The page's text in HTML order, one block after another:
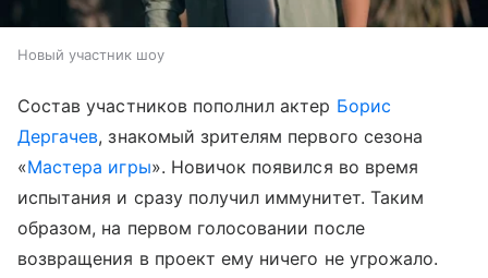
Новый участник шоу
Состав участников пополнил актер Борис
Дергачев, знакомый зрителям первого сезона
«Мастера игры». Новичок появился во время
испытания и сразу получил иммунитет. Таким
образом, на первом голосовании после
возвращения в проект ему ничего не угрожало.